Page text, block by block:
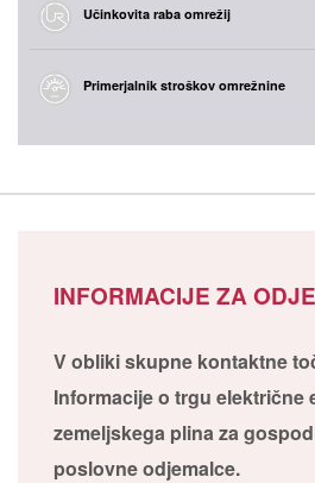
Učinkovita raba omrežij
Primerjalnik stroškov omrežnine
INFORMACIJE ZA
V obliki skupne kontaktne
Informacije o trgu električne
zemeljskega plina za
poslovne odjemalce.